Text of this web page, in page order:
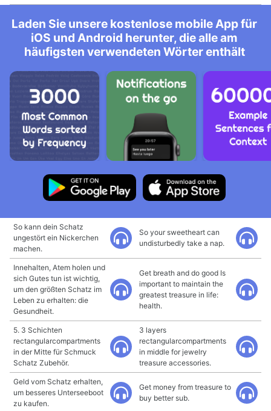
Laden Sie unsere kostenlose mobile App für
iOS und Android herunter, die alle am
häufigsten verwendeten Wörter enthält
So kann dein Schatz
ungestört ein Nickerchen
machen.
So your sweetheart can
undisturbedly take a nap.
Innehalten, Atem holen und
sich Gutes tun ist wichtig,
um den größten Schatz im
Leben zu erhalten: die
Gesundheit.
Get breath and do good Is
important to maintain the
greatest treasure in life:
health.
5. 3 Schichten
rectangularcompartments
in der Mitte für Schmuck
Schatz Zubehör.
3 layers
rectangularcompartments
in middle for jewelry
treasure accessories.
Geld vom Schatz erhalten,
um besseres Unterseeboot
zu kaufen.
Get money from treasure to
buy better sub.